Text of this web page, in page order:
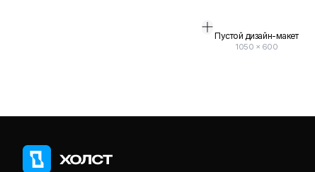
Пустой дизайн-макет
1050 × 600